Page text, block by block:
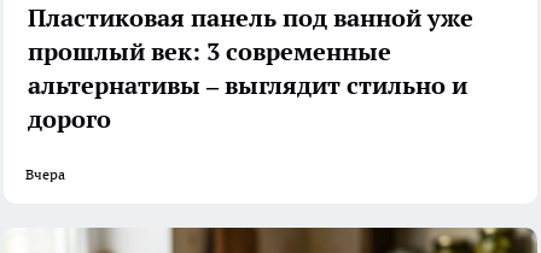
Пластиковая панель под ванной уже
прошлый век: 3 современные
альтернативы – выглядит стильно и
дорого
Вчера